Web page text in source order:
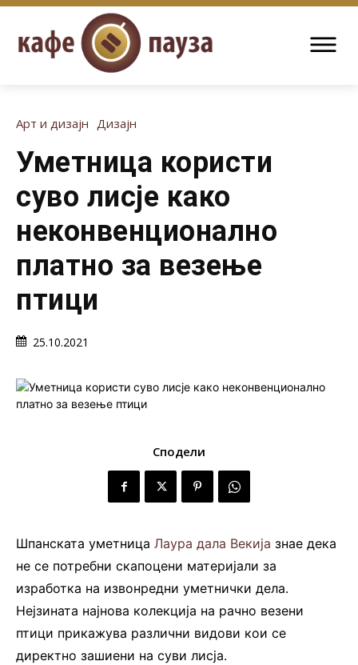
Арт и дизајн Дизајн
Уметница користи
суво лисје како
неконвенционално
платно за везење
птици
25.10.2021
Сподели
Шпанската уметница Лаура дала Векија знае дека
не се потребни скапоцени материјали за
изработка на извонредни уметнички дела.
Нејзината најнова колекција на рачно везени
птици прикажува различни видови кои се
директно зашиени на суви лисја.